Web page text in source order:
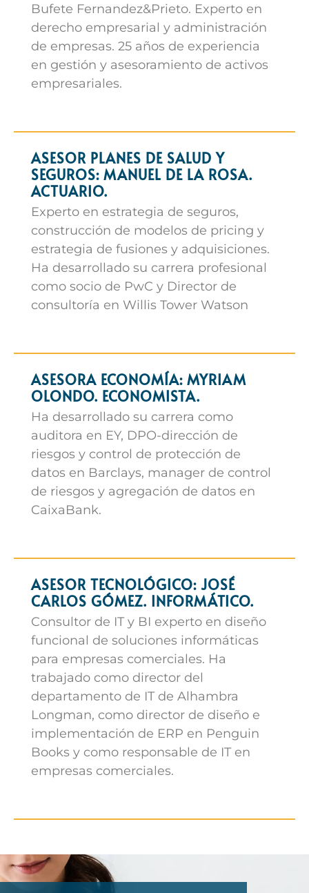
Bufete Fernandez&Prieto. Experto en
derecho empresarial y administración
de empresas. 25 años de experiencia
en gestión y asesoramiento de activos
empresariales.
ASESOR PLANES DE SALUD Y
SEGUROS: MANUEL DE LA ROSA.
ACTUARIO.
Experto en estrategia de seguros,
construcción de modelos de pricing y
estrategia de fusiones y adquisiciones.
Ha desarrollado su carrera profesional
como socio de PwC y Director de
consultoría en Willis Tower Watson
ASESORA ECONOMÍA: MYRIAM
OLONDO. ECONOMISTA.
Ha desarrollado su carrera como
auditora en EY, DPO-dirección de
riesgos y control de protección de
datos en Barclays, manager de control
de riesgos y agregación de datos en
CaixaBank.
ASESOR TECNOLÓGICO: JOSÉ
CARLOS GÓMEZ. INFORMÁTICO.
Consultor de IT y BI experto en diseño
funcional de soluciones informáticas
para empresas comerciales. Ha
trabajado como director del
departamento de IT de Alhambra
Longman, como director de diseño e
implementación de ERP en Penguin
Books y como responsable de IT en
empresas comerciales.